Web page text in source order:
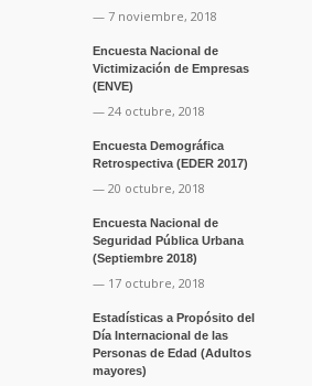
— 7 noviembre, 2018
Encuesta Nacional de
Victimización de Empresas
(ENVE)
— 24 octubre, 2018
Encuesta Demográfica
Retrospectiva (EDER 2017)
— 20 octubre, 2018
Encuesta Nacional de
Seguridad Pública Urbana
(Septiembre 2018)
— 17 octubre, 2018
Estadísticas a Propósito del
Día Internacional de las
Personas de Edad (Adultos
mayores)